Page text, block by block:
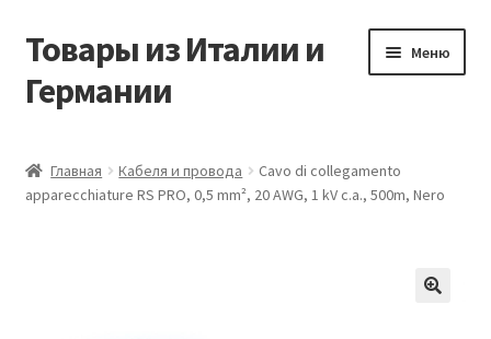
Перейти
навигации
Перейти
содержимому
Товары из Италии и
Германии
Меню
Виды доставки
Главная Кабеля и провода
Cavo di collegamento
apparecchiature RS PRO, 0,5 mm², 20 AWG, 1 kV c.a., 500m, Nero